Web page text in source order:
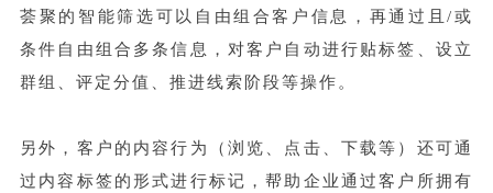
荟聚的智能筛选可以自由组合客户信息，再通过且/或
条件自由组合多条信息，对客户自动进行贴标签、设立
群组、评定分值、推进线索阶段等操作。
另外，客户的内容行为（浏览、点击、下载等）还可通
过内容标签的形式进行标记，帮助企业通过客户所拥有